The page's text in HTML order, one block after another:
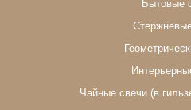
Бытовые
Чайные свечи (в